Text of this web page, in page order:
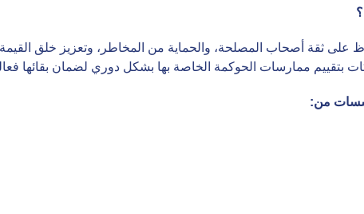
على ثقة أصحاب المصلحة، والحماية من المخاطر، وتعزيز خلق
بتقييم ممارسات الحوكمة الخاصة بها بشكل دوري لضمان بقائها
من: